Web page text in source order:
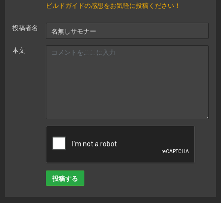
ビルドガイドの感想をお気軽に投稿ください！
投稿者名
本文
投稿する